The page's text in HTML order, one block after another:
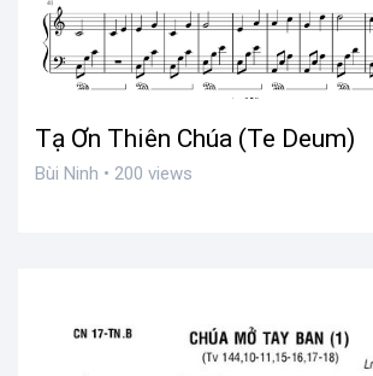
Tạ Ơn Thiên Chúa (Te Deum)
Bùi Ninh • 200 views